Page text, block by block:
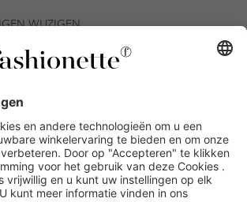
WIJZIGEN
- fashionette Plattform GmbH
is tot en met 12-08-2026 meerdere keren
op alle artikelen op de pagina
styles. De voorwaarden zoals vastgelegd in
voorwaarden zijn van toepassing.
en artikelen kunnen uitgesloten zijn.
nodig. Alle prijzen inclusief btw en zonder